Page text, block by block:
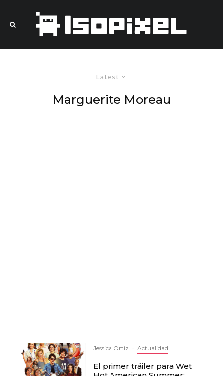
Latest
Marguerite Moreau
Jessica Ortiz · Actualidad
El primer tráiler para Wet